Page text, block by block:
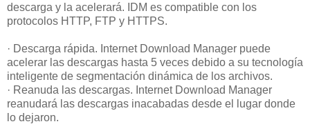
descarga y la acelerará. IDM es compatible con los
protocolos HTTP, FTP y HTTPS.
· Descarga rápida. Internet Download Manager puede
acelerar las descargas hasta 5 veces debido a su tecnología
inteligente de segmentación dinámica de los archivos.
· Reanuda las descargas. Internet Download Manager
reanudará las descargas inacabadas desde el lugar donde
lo dejaron.